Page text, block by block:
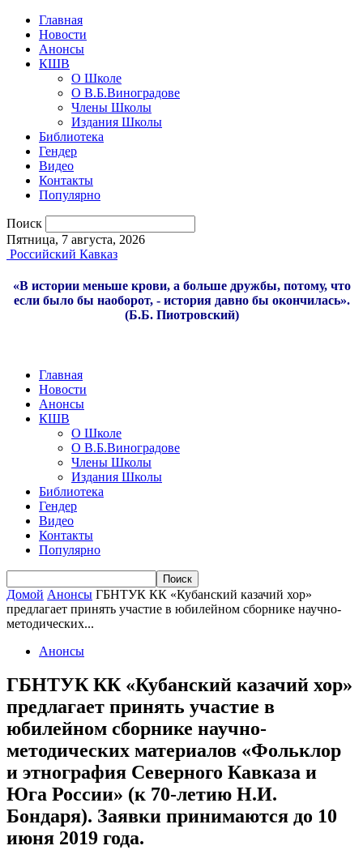
Главная
Новости
Анонсы
КШВ
О Школе
О В.Б.Виноградове
Члены Школы
Издания Школы
Библиотека
Гендер
Видео
Контакты
Популярно
Поиск
Пятница, 7 августа, 2026
Российский Кавказ
«В истории меньше крови, а больше дружбы, потому, что
если было бы наоборот, - история давно бы окончилась».
(Б.Б. Пиотровский)
Главная
Новости
Анонсы
КШВ
О Школе
О В.Б.Виноградове
Члены Школы
Издания Школы
Библиотека
Гендер
Видео
Контакты
Популярно
Домой Анонсы ГБНТУК КК «Кубанский казачий хор»
предлагает принять участие в юбилейном сборнике научно-
методических...
Анонсы
ГБНТУК КК «Кубанский казачий хор»
предлагает принять участие в
юбилейном сборнике научно-
методических материалов «Фольклор
и этнография Северного Кавказа и
Юга России» (к 70-летию Н.И.
Бондаря). Заявки принимаются до 10
июня 2019 года.